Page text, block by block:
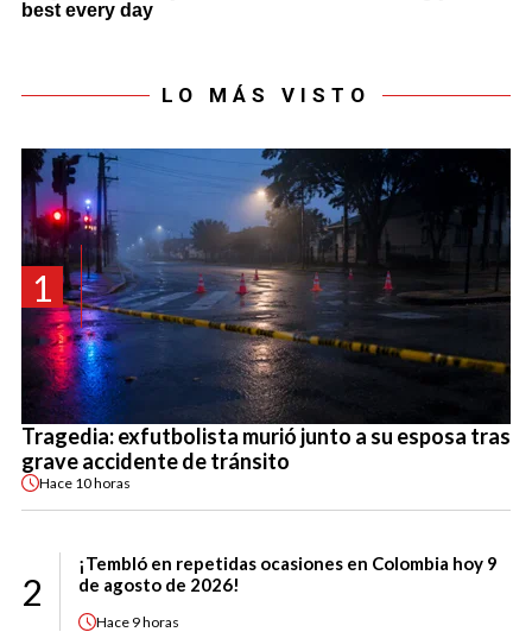
LO MÁS VISTO
1
Tragedia: exfutbolista murió junto a su esposa tras
grave accidente de tránsito
Hace 10 horas
2
¡Tembló en repetidas ocasiones en Colombia hoy 9
de agosto de 2026!
Hace 9 horas